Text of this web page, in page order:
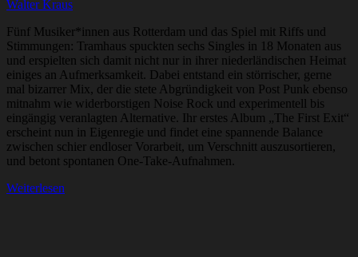
Walter Kraus
Fünf Musiker*innen aus Rotterdam und das Spiel mit Riffs und
Stimmungen: Tramhaus spuckten sechs Singles in 18 Monaten aus
und erspielten sich damit nicht nur in ihrer niederländischen Heimat
einiges an Aufmerksamkeit. Dabei entstand ein störrischer, gerne
mal bizarrer Mix, der die stete Abgründigkeit von Post Punk ebenso
mitnahm wie widerborstigen Noise Rock und experimentell bis
eingängig veranlagten Alternative. Ihr erstes Album „The First Exit“
erscheint nun in Eigenregie und findet eine spannende Balance
zwischen schier endloser Vorarbeit, um Verschnitt auszusortieren,
und betont spontanen One-Take-Aufnahmen.
Weiterlesen